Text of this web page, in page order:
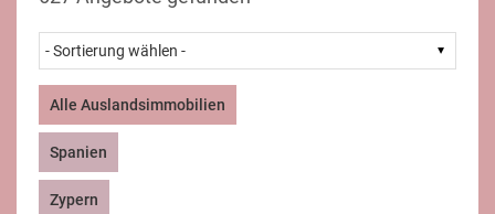
Alle Auslandsimmobilien
Spanien
Zypern